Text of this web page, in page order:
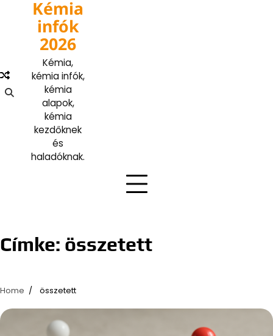
Kémia
infók
2026
Kémia,
kémia infók,
kémia
alapok,
kémia
kezdőknek
és
haladóknak.
Címke: összetett
Home összetett